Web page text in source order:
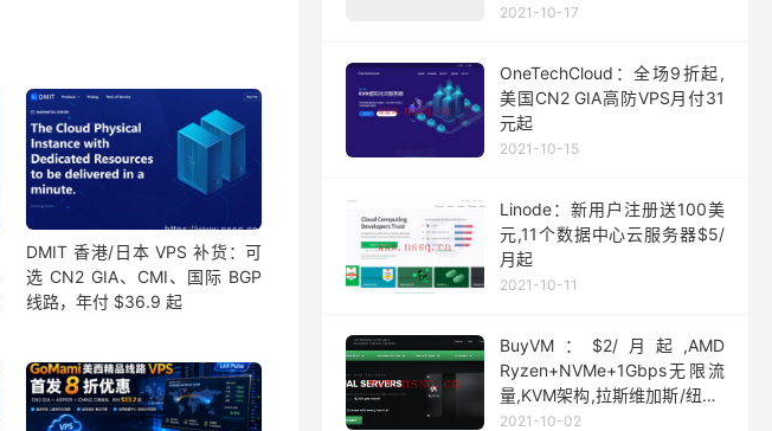
DMIT 香港/日本 VPS 补货：可
选 CN2 GIA、CMI、国际 BGP
线路，年付 $36.9 起
2021-10-17
OneTechCloud：全场9折起,
美国CN2 GIA高防VPS月付31
元起
2021-10-15
Linode：新用户注册送100美
元,11个数据中心云服务器$5/
月起
2021-10-11
BuyVM：$2/月起,AMD
Ryzen+NVMe+1Gbps无限流
量,KVM架构,拉斯维加斯/纽约/
迈阿密
2021-10-02